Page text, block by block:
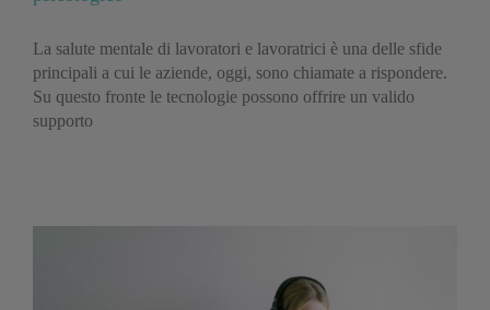
La salute mentale di lavoratori e lavoratrici è una delle sfide
principali a cui le aziende, oggi, sono chiamate a rispondere.
Su questo fronte le tecnologie possono offrire un valido
supporto